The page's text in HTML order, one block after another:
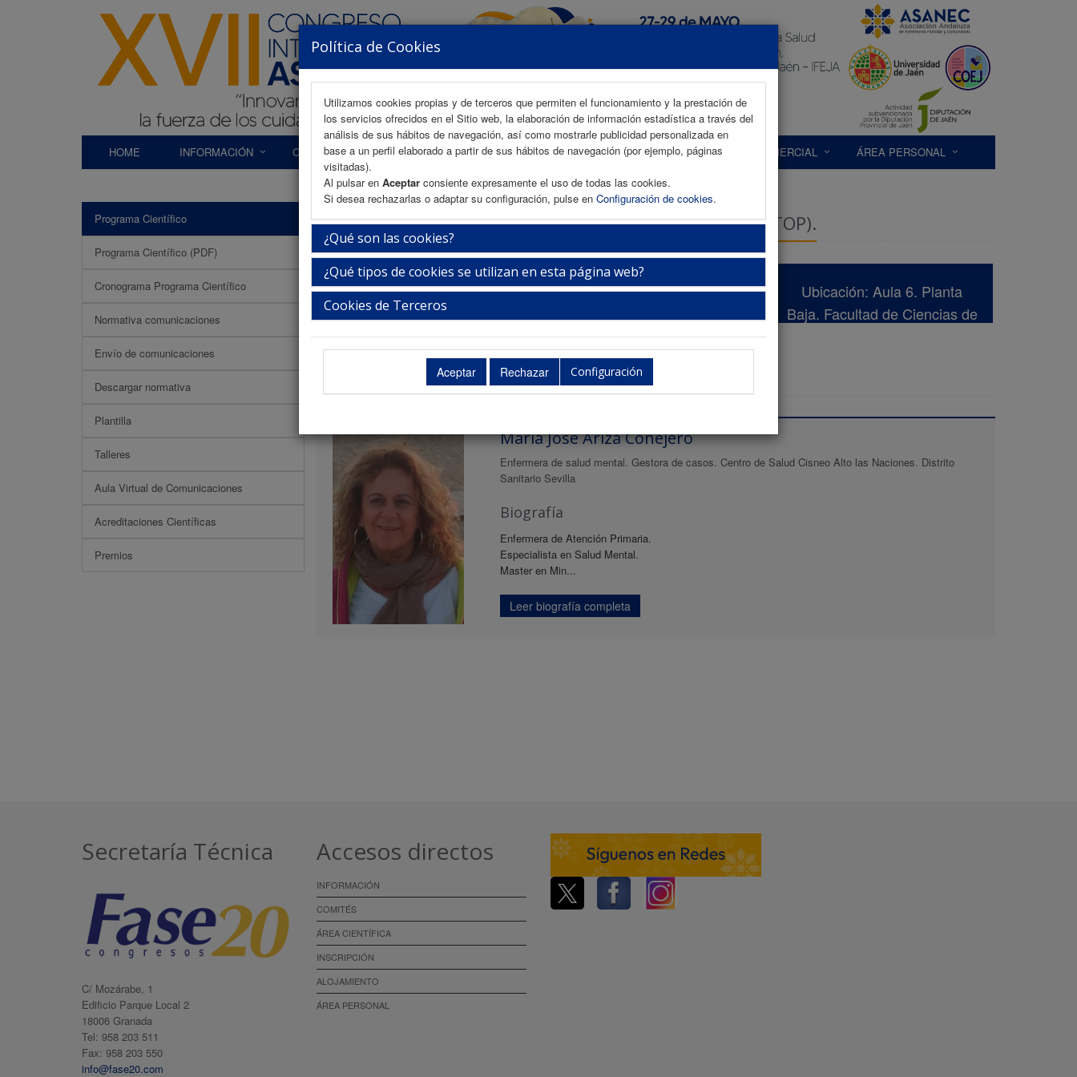
Política de Cookies
Utilizamos cookies propias y de terceros que permiten el funcionamiento y la prestación de
los servicios ofrecidos en el Sitio web, la elaboración de información estadística a través del
análisis de sus hábitos de navegación, así como mostrarle publicidad personalizada en
base a un perfil elaborado a partir de sus hábitos de navegación (por ejemplo, páginas
visitadas).
Al pulsar en Aceptar consiente expresamente el uso de todas las cookies.
Si desea rechazarlas o adaptar su configuración, pulse en Configuración de cookies.
¿Qué son las cookies?
¿Qué tipos de cookies se utilizan en esta página web?
Cookies de Terceros
Configuración
HOME INFORMACIÓN COMITÉS AREA CIENTÍFICA INSCRIPCIÓN ALOJAMIENTO EXP. COMERCIAL ÁREA PERSONAL
Programa Científico
Programa Científico (PDF)
Cronograma Programa Científico
Normativa comunicaciones
Envío de comunicaciones
Descargar normativa
Plantilla
Talleres
Aula Virtual de Comunicaciones
Acreditaciones Científicas
Premios
URM en la deprescripción de benzodiacepinas (BENZOSTOP).
Miércoles 27 de mayo 18:30-20:00h.
Ubicación: Aula 6. Planta
Baja. Facultad de Ciencias de
María José Ariza Conejero
Enfermera de salud mental. Gestora de casos. Centro de Salud Cisneo Alto las Naciones. Distrito
Sanitario Sevilla
Biografía
Enfermera de Atención Primaria.
Especialista en Salud Mental.
Master en Min...
Leer biografía completa
Secretaría Técnica
C/ Mozárabe, 1
Edificio Parque Local 2
18006 Granada
Tel: 958 203 511
Fax: 958 203 550
info@fase20.com
Accesos directos
INFORMACIÓN
COMITÉS
ÁREA CIENTÍFICA
INSCRIPCIÓN
ALOJAMIENTO
ÁREA PERSONAL